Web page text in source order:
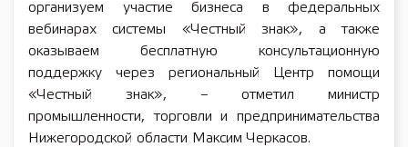
организуем участие бизнеса в федеральных
вебинарах системы «Честный знак», а также
оказываем бесплатную консультационную
поддержку через региональный Центр помощи
«Честный знак», – отметил министр
промышленности, торговли и предпринимательства
Нижегородской области Максим Черкасов.